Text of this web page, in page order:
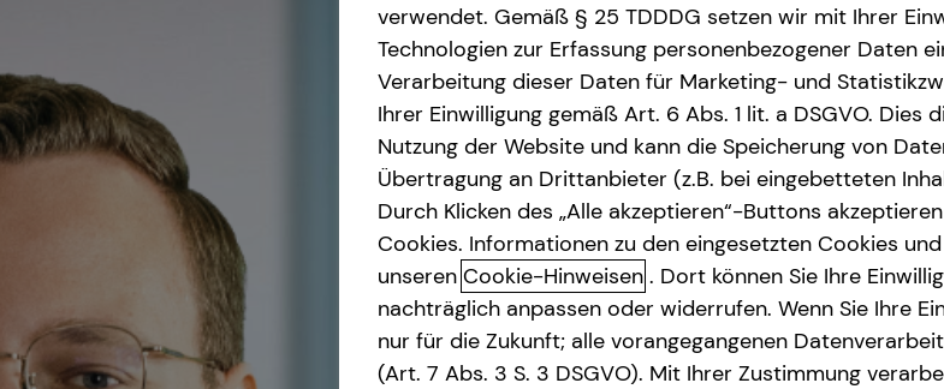
Über tecis
verwendet. Gemäß § 25 TDDDG setzen wir mit Ihrer
Technologien zur Erfassung personenbezogener Daten
Verarbeitung dieser Daten für Marketing- und
Ihrer Einwilligung gemäß Art. 6 Abs. 1 lit. a DSGVO. Dies
Nutzung der Website und kann die Speicherung von
Übertragung an Drittanbieter (z.B. bei eingebetteten
Durch Klicken des „Alle akzeptieren“-Buttons
Cookies. Informationen zu den eingesetzten Cookies
unseren Cookie-Hinweisen . Dort können Sie Ihre
nachträglich anpassen oder widerrufen. Wenn Sie Ihre
nur für die Zukunft; alle vorangegangenen
(Art. 7 Abs. 3 S. 3 DSGVO). Mit Ihrer Zustimmung